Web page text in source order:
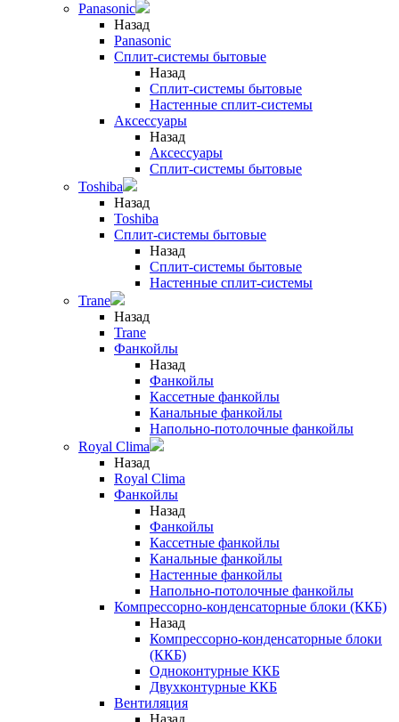
Panasonic
Назад
Panasonic
Сплит-системы бытовые
Назад
Сплит-системы бытовые
Настенные сплит-системы
Аксессуары
Назад
Аксессуары
Сплит-системы бытовые
Toshiba
Назад
Toshiba
Сплит-системы бытовые
Назад
Сплит-системы бытовые
Настенные сплит-системы
Trane
Назад
Trane
Фанкойлы
Назад
Фанкойлы
Кассетные фанкойлы
Канальные фанкойлы
Напольно-потолочные фанкойлы
Royal Clima
Назад
Royal Clima
Фанкойлы
Назад
Фанкойлы
Кассетные фанкойлы
Канальные фанкойлы
Настенные фанкойлы
Напольно-потолочные фанкойлы
Компрессорно-конденсаторные блоки (ККБ)
Назад
Компрессорно-конденсаторные блоки
(ККБ)
Одноконтурные ККБ
Двухконтурные ККБ
Вентиляция
Назад